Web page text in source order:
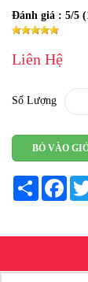
Đánh giá : 5/5 (
Liên Hệ
Số Lượng
BỎ VÀO
Share